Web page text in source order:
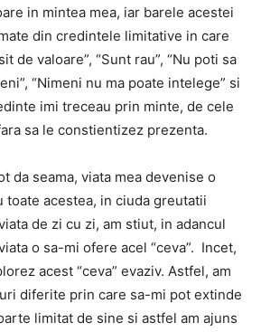
in mintea mea, iar barele acestei
din credintele limitative in care
de valoare”, “Sunt rau”, “Nu poti sa
“Nimeni nu ma poate intelege” si
imi treceau prin minte, de cele
sa le constientizez prezenta.
da seama, viata mea devenise o
toate acestea, in ciuda greutatii
de zi cu zi, am stiut, in adancul
o sa-mi ofere acel “ceva”. Incet,
acest “ceva” evaziv. Astfel, am
diferite prin care sa-mi pot extinde
limitat de sine si astfel am ajuns